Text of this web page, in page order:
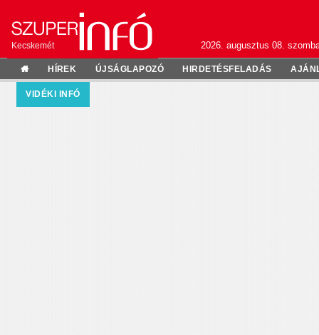
Kecskemét 2026. augusztus 08.
HÍREK ÚJSÁGLAPOZÓ HIRDETÉSFELADÁS
VIDÉKI INFÓ